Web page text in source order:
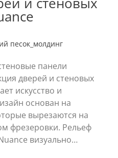
панели
дверей и стеновых
искусство и
основан на
вырезаются на
фрезеровки. Рельеф
визуально
и придают глубину